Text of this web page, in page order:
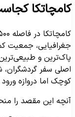
جمعیت
و
سفر گردشگران،
اما دروازه ورود
این مقصد را